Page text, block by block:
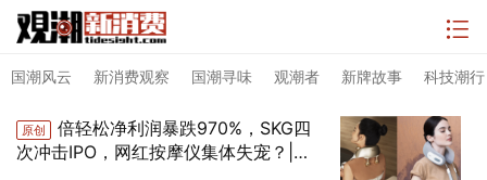
国潮风云 新消费观察 国潮寻味 观潮者 新牌故事 科技潮行
原创
倍轻松净利润暴跌970%，SKG四
次冲击IPO，网红按摩仪集体失宠？|